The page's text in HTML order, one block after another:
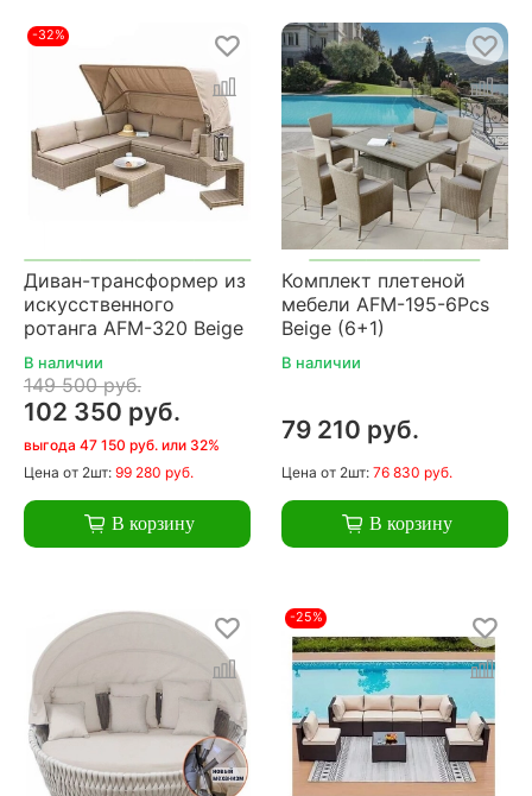
-32%
Диван-трансформер из
искусственного
ротанга AFM-320 Beige
В наличии
149 500 руб.
102 350 руб.
выгода 47 150 руб. или 32%
Цена от 2шт: 99 280 руб.
В корзину
Комплект плетеной
мебели AFM-195-6Pcs
Beige (6+1)
В наличии
79 210 руб.
Цена от 2шт: 76 830 руб.
В корзину
-25%